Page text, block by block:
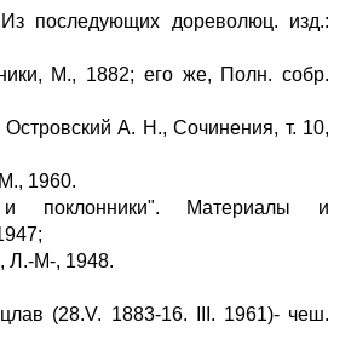
последующих дореволюц. изд.:
М., 1882; его же, Полн. собр.
Островский А. Н., Сочинения, т. 10,
1960.
поклонники". Материалы и
Л.-М-, 1948.
(28.V. 1883-16. III. 1961)- чеш.